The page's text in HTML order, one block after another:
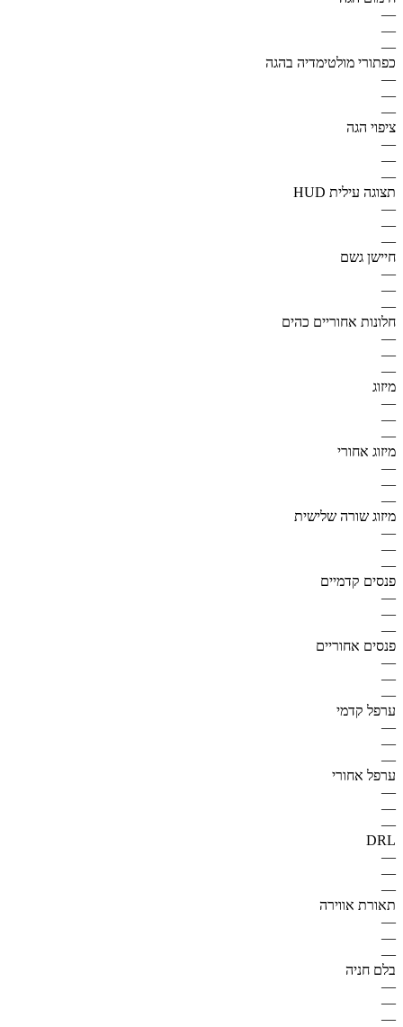
—
—
—
כפתורי מולטימדיה בהגה
—
—
—
ציפוי הגה
—
—
—
תצוגה עילית HUD
—
—
—
חיישן גשם
—
—
—
חלונות אחוריים כהים
—
—
—
מיזוג
—
—
—
מיזוג אחורי
—
—
—
מיזוג שורה שלישית
—
—
—
פנסים קדמיים
—
—
—
פנסים אחוריים
—
—
—
ערפל קדמי
—
—
—
ערפל אחורי
—
—
—
DRL
—
—
—
תאורת אווירה
—
—
—
בלם חניה
—
—
—